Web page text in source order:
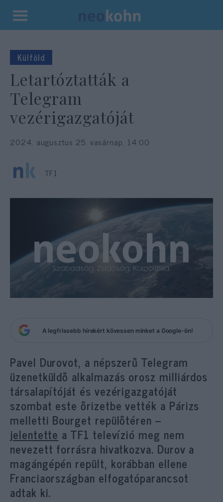
Kilépés
tartalomba
Külföld
Letartóztatták a
Telegram
vezérigazgatóját
2024. augusztus 25. vasárnap, 14:00
TF1
A legfrissebb hírekért kövessen minket a Google-ön!
Pavel Durovot, a népszerű Telegram
üzenetküldő alkalmazás orosz milliárdos
társalapítóját és vezérigazgatóját
szombat este őrizetbe vették a Párizs
melletti Bourget repülőtéren –
jelentette a TF1 televízió meg nem
nevezett forrásra hivatkozva. Durov a
magángépén repült, korábban ellene
Franciaországban elfogatóparancsot
adtak ki.